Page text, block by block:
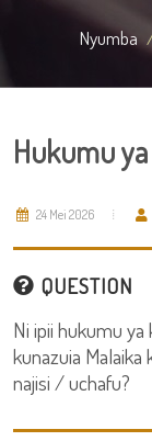
Nyumba
Hukumu
24 Mei 2026
QUESTION
Ni ipii hukumu
kunazuia
najisi / uchafu?